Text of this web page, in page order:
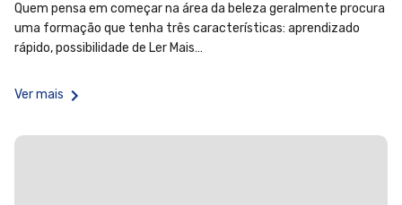
Quem pensa em começar na área da beleza geralmente procura
uma formação que tenha três características: aprendizado
rápido, possibilidade de Ler Mais…
Ver mais